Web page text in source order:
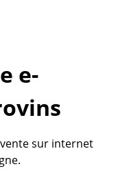
e-
sur internet